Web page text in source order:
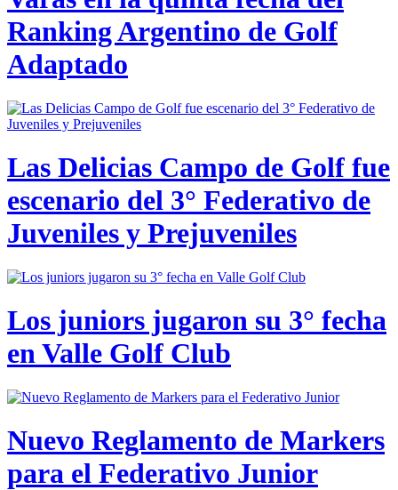
Ranking Argentino de Golf
Adaptado
Las Delicias Campo de Golf fue
escenario del 3° Federativo de
Juveniles y Prejuveniles
Los juniors jugaron su 3° fecha
en Valle Golf Club
Nuevo Reglamento de Markers
para el Federativo Junior